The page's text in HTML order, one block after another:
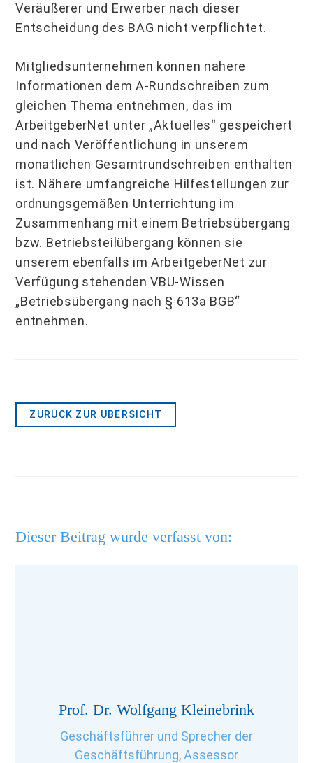
Veräußerer und Erwerber nach dieser
Entscheidung des BAG nicht verpflichtet.
Mitgliedsunternehmen können nähere
Informationen dem A-Rundschreiben zum
gleichen Thema entnehmen, das im
ArbeitgeberNet unter „Aktuelles“ gespeichert
und nach Veröffentlichung in unserem
monatlichen Gesamtrundschreiben enthalten
ist. Nähere umfangreiche Hilfestellungen zur
ordnungsgemäßen Unterrichtung im
Zusammenhang mit einem Betriebsübergang
bzw. Betriebsteilübergang können sie
unserem ebenfalls im ArbeitgeberNet zur
Verfügung stehenden VBU-Wissen
„Betriebsübergang nach § 613a BGB“
entnehmen.
ZURÜCK ZUR ÜBERSICHT
Dieser Beitrag wurde verfasst von:
Prof. Dr. Wolfgang Kleinebrink
Geschäftsführer und Sprecher der
Geschäftsführung, Assessor